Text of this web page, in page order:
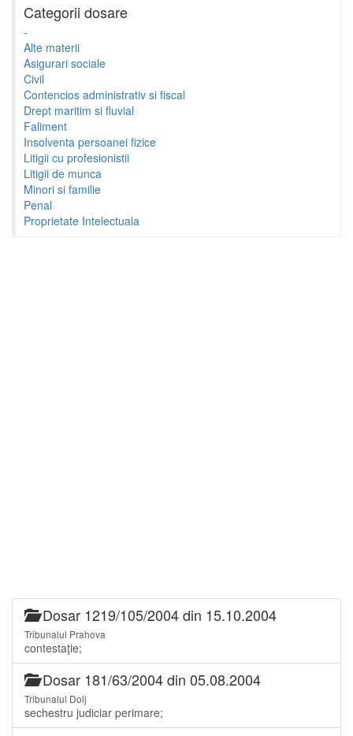
Categorii dosare
-
Alte materii
Asigurari sociale
Civil
Contencios administrativ si fiscal
Drept maritim si fluvial
Faliment
Insolventa persoanei fizice
Litigii cu profesionistii
Litigii de munca
Minori si familie
Penal
Proprietate Intelectuala
Dosar 1219/105/2004 din 15.10.2004
Tribunalul Prahova
contestaţie;
Dosar 181/63/2004 din 05.08.2004
Tribunalul Dolj
sechestru judiciar perimare;